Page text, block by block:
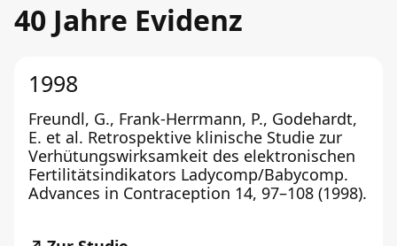
40 Jahre Evidenz
1998
Freundl, G., Frank-Herrmann, P., Godehardt,
E. et al. Retrospektive klinische Studie zur
Verhütungswirksamkeit des elektronischen
Fertilitätsindikators Ladycomp/Babycomp.
Advances in Contraception 14, 97–108 (1998).